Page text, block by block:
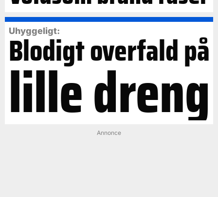
Uhyggeligt:
Blodigt overfald på
lille dreng
Annonce